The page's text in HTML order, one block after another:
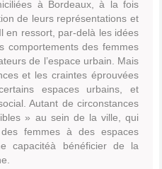
à Bordeaux, à la fois
de leurs représentations et
en ressort, par-delà les idées
comportements des femmes
de l’espace urbain. Mais
et les craintes éprouvées
espaces urbains, et
Autant de circonstances
» au sein de la ville, qui
femmes à des espaces
capacitéà bénéficier de la